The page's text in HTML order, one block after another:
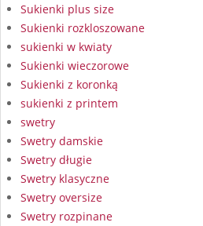
Sukienki plus size
Sukienki rozkloszowane
sukienki w kwiaty
Sukienki wieczorowe
Sukienki z koronką
sukienki z printem
swetry
Swetry damskie
Swetry długie
Swetry klasyczne
Swetry oversize
Swetry rozpinane